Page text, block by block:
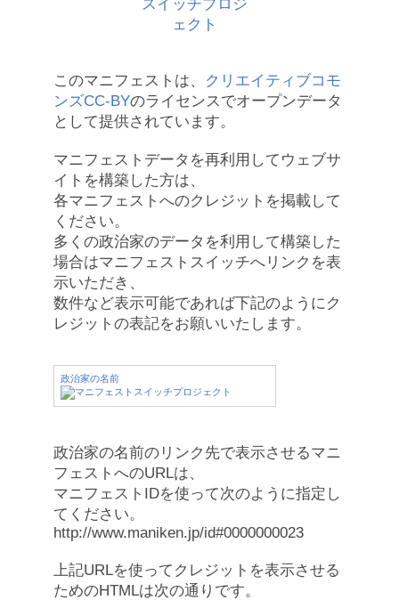
このマニフェストは、
クリエイティブコモ
ンズCC-BYのライセンスでオープンデータ
として提供されています。
マニフェストデータを再利用してウェブサ
イトを構築した方は、
各マニフェストへのクレジットを掲載して
ください。
多くの政治家のデータを利用して構築した
場合はマニフェストスイッチへリンクを表
示いただき、
数件など表示可能であれば下記のようにク
レジットの表記をお願いいたします。
政治家の名前
政治家の名前のリンク先で表示させるマニ
フェストへのURLは、
マニフェストIDを使って次のように指定し
てください。
http://www.maniken.jp/id#0000000023
上記URLを使ってクレジットを表示させる
ためのHTMLは次の通りです。